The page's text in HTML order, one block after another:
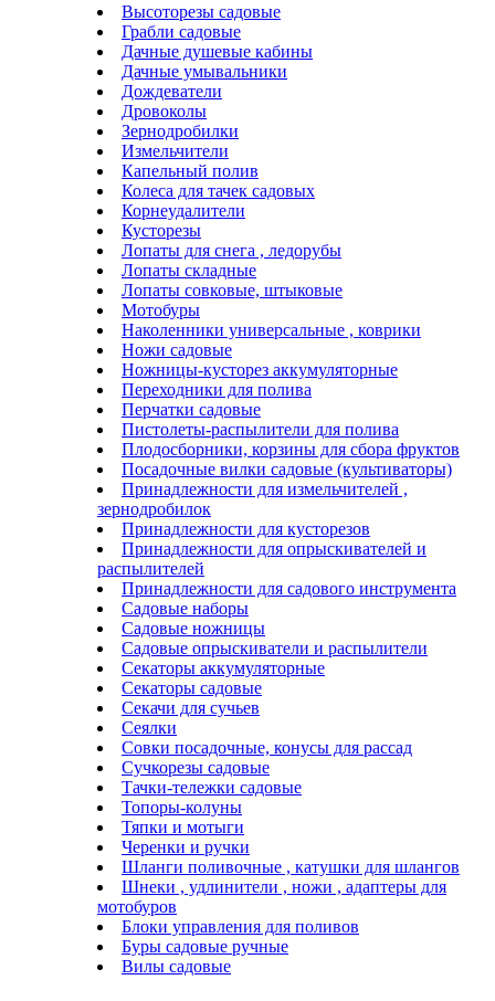
Высоторезы садовые
Грабли садовые
Дачные душевые кабины
Дачные умывальники
Дождеватели
Дровоколы
Зернодробилки
Измельчители
Капельный полив
Колеса для тачек садовых
Корнеудалители
Кусторезы
Лопаты для снега , ледорубы
Лопаты складные
Лопаты совковые, штыковые
Мотобуры
Наколенники универсальные , коврики
Ножи садовые
Ножницы-кусторез аккумуляторные
Переходники для полива
Перчатки садовые
Пистолеты-распылители для полива
Плодосборники, корзины для сбора фруктов
Посадочные вилки садовые (культиваторы)
Принадлежности для измельчителей ,
зернодробилок
Принадлежности для кусторезов
Принадлежности для опрыскивателей и
распылителей
Принадлежности для садового инструмента
Садовые наборы
Садовые ножницы
Садовые опрыскиватели и распылители
Секаторы аккумуляторные
Секаторы садовые
Секачи для сучьев
Сеялки
Совки посадочные, конусы для рассад
Сучкорезы садовые
Тачки-тележки садовые
Топоры-колуны
Тяпки и мотыги
Черенки и ручки
Шланги поливочные , катушки для шлангов
Шнеки , удлинители , ножи , адаптеры для
мотобуров
Блоки управления для поливов
Буры садовые ручные
Вилы садовые